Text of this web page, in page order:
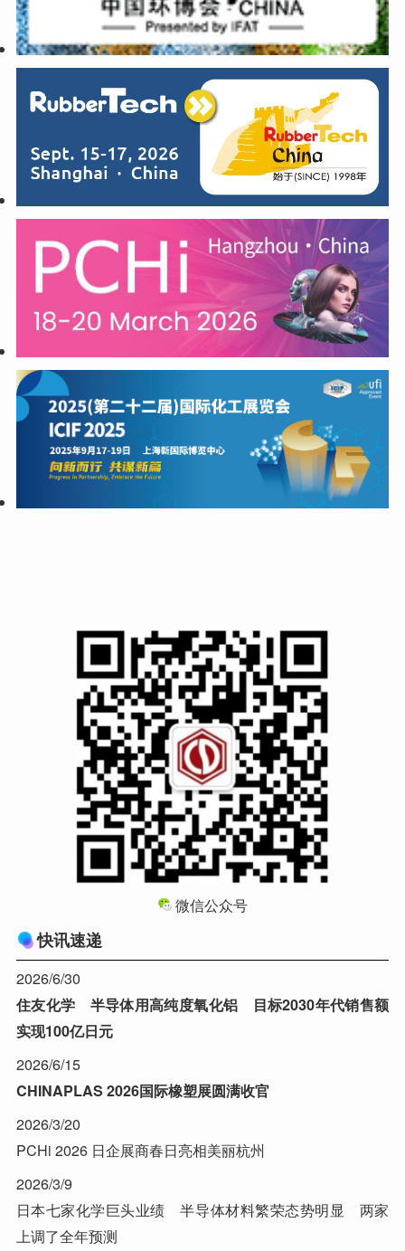
微信公众号
快讯速递
2026/6/30
住友化学 半导体用高纯度氧化铝 目标2030年代销售额
实现100亿日元
2026/6/15
CHINAPLAS 2026国际橡塑展圆满收官
2026/3/20
PCHi 2026 日企展商春日亮相美丽杭州
2026/3/9
日本七家化学巨头业绩 半导体材料繁荣态势明显 两家
上调了全年预测